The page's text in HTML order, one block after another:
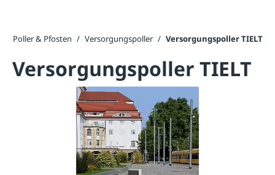
Poller & Pfosten / Versorgungspoller / Versorgungspoller TIELT
Versorgungspoller TIELT